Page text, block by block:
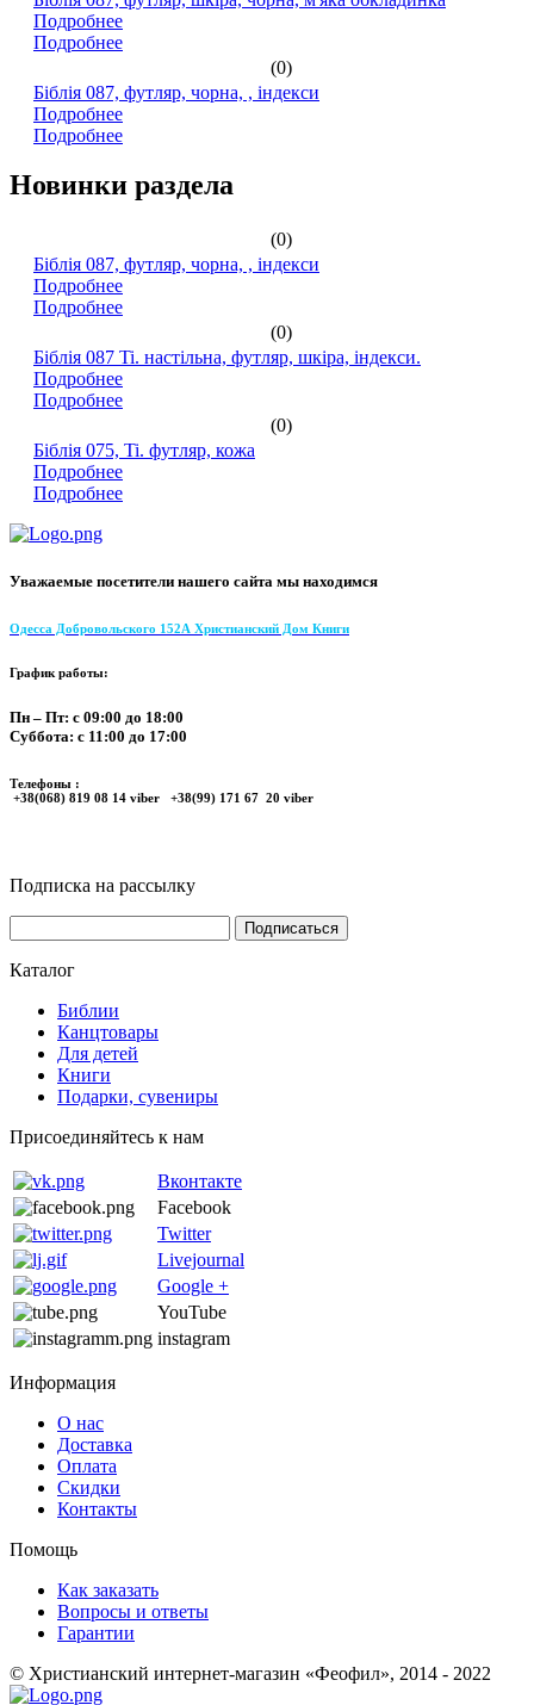
Подробнее
Подробнее
(0)
Біблія 087, футляр, чорна, , індекси
Подробнее
Подробнее
Новинки раздела
(0)
Біблія 087, футляр, чорна, , індекси
Подробнее
Подробнее
(0)
Біблія 087 Ti. настільна, футляр, шкіра, індекси.
Подробнее
Подробнее
(0)
Біблія 075, Ti. футляр, кожа
Подробнее
Подробнее
Уважаемые посетители нашего сайта мы находимся
Одесса Добровольского 152А Христианский Дом Книги
График работы:
Пн – Пт: с 09:00 до 18:00
Суббота: с 11:00 до 17:00
Телефоны :
+38(068) 819 08 14 viber +38(99) 171 67 20 viber
Подписка на рассылку
Каталог
Библии
Канцтовары
Для детей
Книги
Подарки, сувениры
Присоединяйтесь к нам
Вконтакте
Facebook
Twitter
Livejournal
Google +
YouTube
instagram
Информация
О нас
Доставка
Оплата
Скидки
Контакты
Помощь
Как заказать
Вопросы и ответы
Гарантии
© Христианский интернет-магазин «Феофил», 2014 - 2022